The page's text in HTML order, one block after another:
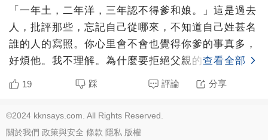
「一年土，二年洋，三年認不得爹和娘。」這是過去
人，批評那些，忘記自己從哪來，不知道自己姓甚名
誰的人的寫照。你心里會不會也覺得你爹的事真多，
好煩他。我不理解。為什麼要拒絕父親的求助？這有
什麼難的，半天時
查看全部
19 踩 評論 分享
©2024 kknsays.com. All Rights Reserved.
關於我們 政策與安全 條款 隱私 版權